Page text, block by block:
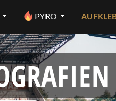
PYRO